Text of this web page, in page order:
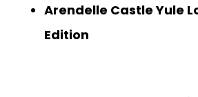
Arendelle Castle Yule
Edition